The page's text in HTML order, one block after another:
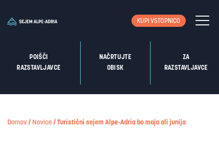
KUPI VSTOPNICO
POIŠČI
RAZSTAVLJAVCE
NAČRTUJTE
OBISK
ZA
RAZSTAVLJAVCE
Domov / Novice / Turistični sejem Alpe-Adria bo maja ali junija